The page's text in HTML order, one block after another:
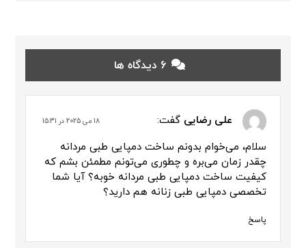
6 دیدگاه ها
علی رضایی گفت: 18 می 2025 در 15:31
سلام، می‌خوام بدونم ساخت دمپایی طبی مردانه
چقدر زمان می‌بره و چطوری می‌تونم مطمئن بشم که
کیفیت ساخت دمپایی طبی مردانه خوبه؟ آیا شما
تخصصی دمپایی طبی زنانه هم دارید؟
پاسخ